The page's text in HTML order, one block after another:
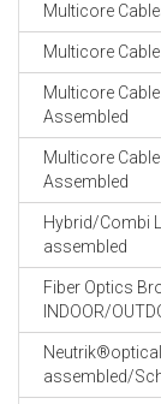
Multicore
Multicore
Multicore
Assembled
Multicore
Assembled
Hybrid/Combi
assembled
Fiber Optics
INDOOR/
assembled/